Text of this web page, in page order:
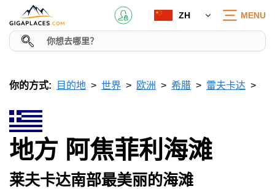
ZH MENU
你的方式: 目的地 世界 欧洲 希腊 雷夫卡达
地方 阿焦菲利海滩
莱夫卡达南部最美丽的海滩